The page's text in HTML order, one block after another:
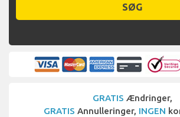
SØG
GRATIS Ændringer,
GRATIS Annulleringer, INGEN